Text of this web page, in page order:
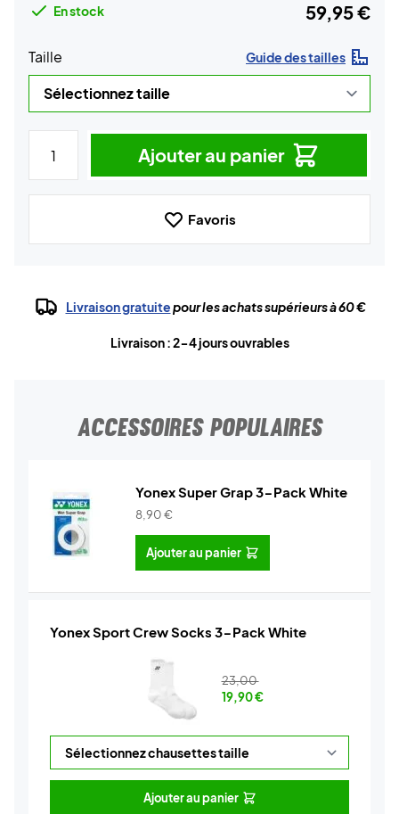
En stock 59,95 €
Taille Guide des tailles
Ajouter au panier
Favoris
Livraison gratuitepour les achats supérieurs à 60 €
Livraison : 2-4 jours ouvrables
ACCESSOIRES POPULAIRES
Yonex Super Grap 3-Pack White
8,90€
Ajouter au panier
Yonex Sport Crew Socks 3-Pack White
23,00
19,90€
Ajouter au panier